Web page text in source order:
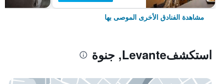
مشاهدة الفنادق الأخرى الموصى بها
استكشفLevante, جنوة